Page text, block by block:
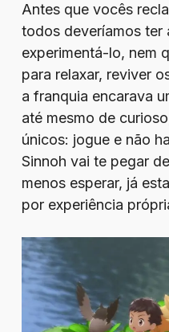
Antes que vocês
todos deveríamos ter
experimentá-lo, nem
para relaxar, reviver
a franquia encarava
até mesmo de
únicos: jogue e não
Sinnoh vai te pegar
menos esperar, já
por experiência